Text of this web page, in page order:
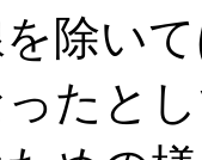
除い
たと